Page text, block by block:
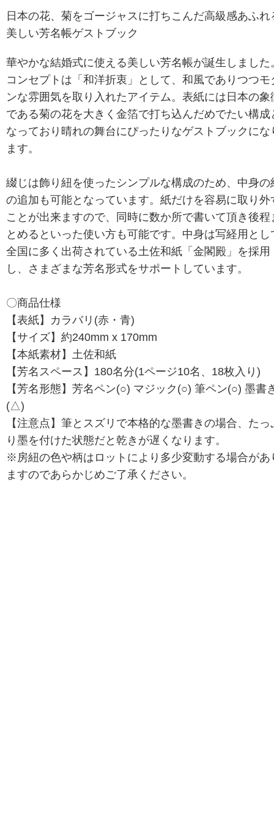
日本の花、菊をゴージャスに打ちこんだ高級感あふれ
美しい芳名帳ゲストブック
華やかな結婚式に使える美しい芳名帳が誕生しました
コンセプトは「和洋折衷」として、和風でありつつモ
ンな雰囲気を取り入れたアイテム。表紙には日本の象
である菊の花を大きく金箔で打ち込んだめでたい構成
なっており晴れの舞台にぴったりなゲストブックにな
ます。
綴じは飾り紐を使ったシンプルな構成のため、中身の
の追加も可能となっています。紙だけを容易に取り外
ことが出来ますので、同時に数か所で書いて頂き後程
とめるといった使い方も可能です。中身は写経用とし
全国に多く出荷されている土佐和紙「金閣殿」を採用
し、さまざまな芳名形式をサポートしています。
〇商品仕様
【表紙】カラバリ(赤・青)
【サイズ】約240mm x 170mm
【本紙素材】土佐和紙
【芳名スペース】180名分(1ページ10名、18枚入り)
【芳名形態】芳名ペン(○) マジック(○) 筆ペン(○) 墨書
(△)
【注意点】筆とスズリで本格的な墨書きの場合、たっ
り墨を付けた状態だと乾きが遅くなります。
※房紐の色や柄はロットにより多少変動する場合があ
ますのであらかじめご了承ください。